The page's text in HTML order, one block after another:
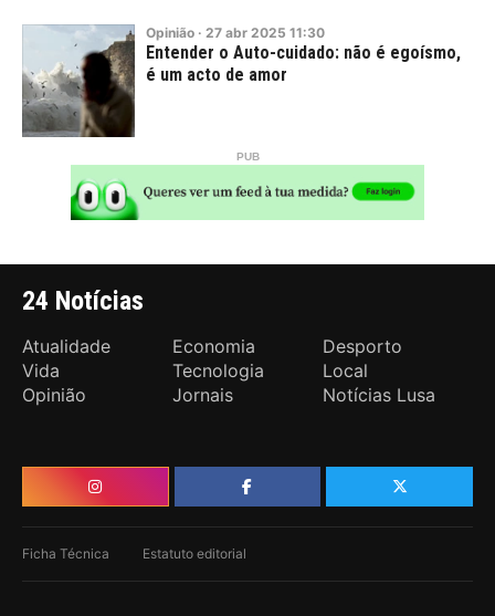
Opinião · 27 abr 2025 11:30
Entender o Auto-cuidado: não é egoísmo,
é um acto de amor
24 Notícias
Atualidade Economia
Desporto
Vida
Tecnologia
Local
Opinião
Jornais Notícias Lusa
Ficha Técnica Estatuto editorial